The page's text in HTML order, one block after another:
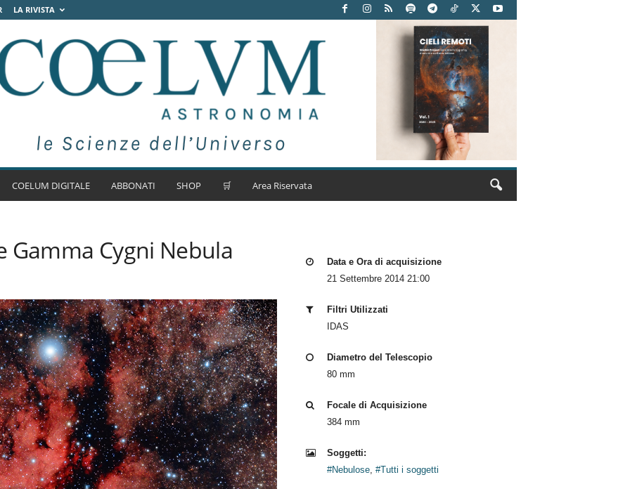
LA RIVISTA
COELUM DIGITALE ABBONATI SHOP 🛒 Area Riservata
Gamma Cygni Nebula
Data e Ora di acquisizione
21 Settembre 2014 21:00
Filtri Utilizzati
IDAS
Diametro del Telescopio
80 mm
Focale di Acquisizione
384 mm
Soggetti:
#Nebulose, #Tutti i soggetti